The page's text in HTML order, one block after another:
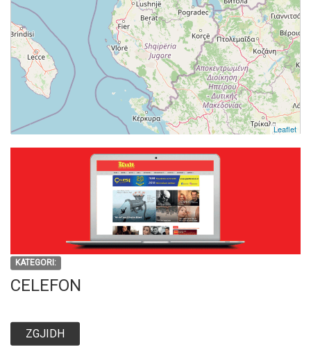
KATEGORI:
CELEFON
ZGJIDH
Leaflet